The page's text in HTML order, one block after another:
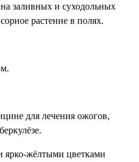
заливных и суходольных
растение в полях.
для лечения ожогов,
жёлтыми цветками